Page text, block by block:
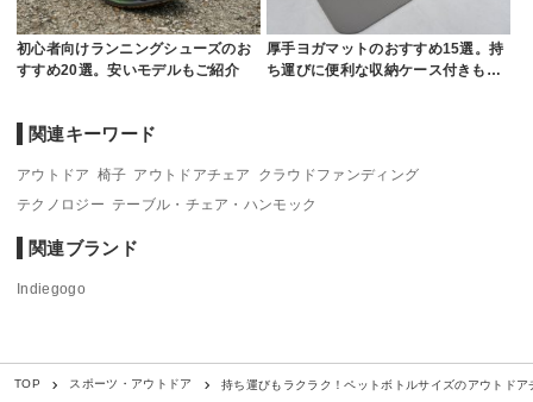
初心者向けランニングシューズのお
すすめ20選。安いモデルもご紹介
厚手ヨガマットのおすすめ15選。持
ち運びに便利な収納ケース付きも…
関連キーワード
アウトドア 椅子 アウトドアチェア
クラウドファンディング
テクノロジー テーブル・チェア・ハンモック
関連ブランド
Indiegogo
TOP スポーツ・アウトドア 持ち運びもラクラク！ペットボトルサイズのアウトド